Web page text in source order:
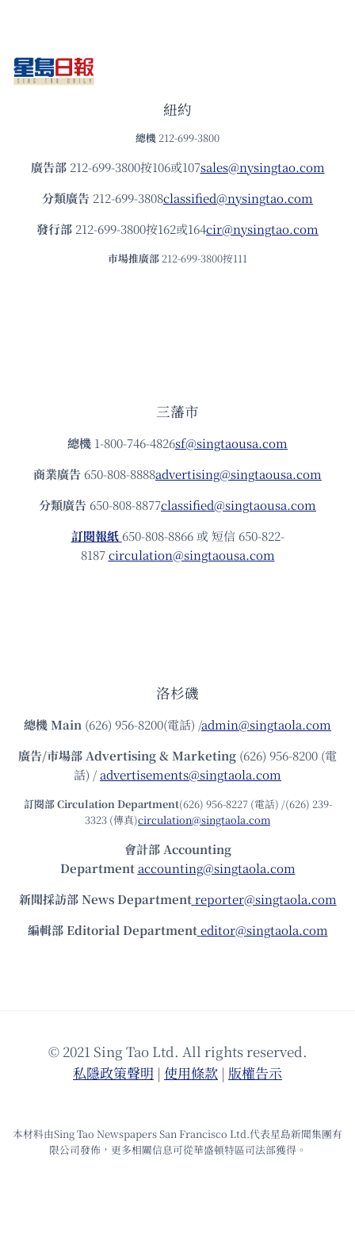
紐約
總機 212-699-3800
廣告部212-699-3800按106或107sales@nysingtao.com
分類廣告 212-699-3808classified@nysingtao.com
發⾏部 212-699-3800按162或164cir@nysingtao.com
市場推廣部 212-699-3800按111
三藩市
總機 1-800-746-4826sf@singtaousa.com
商業廣告 650-808-8888advertising@singtaousa.com
分類廣告 650-808-8877classified@singtaousa.com
訂閱報紙 650-808-8866 或 短信 650-822-
8187circulation@singtaousa.com
洛杉磯
總機Main (626) 956-8200(電話) /admin@singtaola.com
廣告/市場部Advertising & Marketing (626) 956-8200 (電
話) /advertisements@singtaola.com
訂閱部 Circulation Department(626) 956-8227 (電話) /(626) 239-
3323 (傳真)circulation@singtaola.com
會計部 Accounting
Department accounting@singtaola.com
新聞採訪部 News Department reporter@singtaola.com
編輯部 Editorial Department editor@singtaola.com
© 2021 Sing Tao Ltd. All rights reserved.
私隱政策聲明 | 使⽤條款 | 版權告⽰
本材料由Sing Tao Newspapers San Francisco Ltd.代表星島新聞集團有
限公司發佈，更多相關信息可從華盛頓特區司法部獲得。